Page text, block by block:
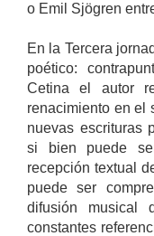
o Emil Sjögren
En la Tercera
poético:
Cetina el autor
renacimiento en el
nuevas escrituras
si bien puede
recepción textual
puede ser
difusión musical
constantes